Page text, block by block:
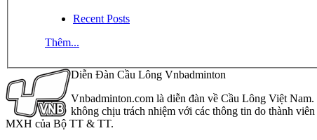
Recent Posts
Thêm...
Diễn Đàn Cầu Lông Vnbadminton
Vnbadminton.com là diễn đàn về Cầu Lông Việt
không chịu trách nhiệm với các thông tin do thành
MXH của Bộ TT & TT.